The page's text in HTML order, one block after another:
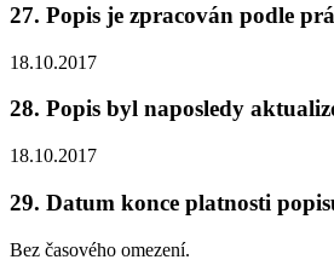
27. Popis je zpracován podle
18.10.2017
28. Popis byl naposledy
18.10.2017
29. Datum konce platnosti
Bez časového omezení.